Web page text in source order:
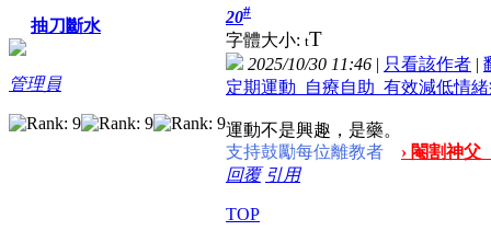
抽刀斷水
管理員
20#
字體大小: tT
2025/10/30 11:46 | 只看該作者 |
定期運動 自療自助 有效減低情
運動不是興趣，是藥。
支持鼓勵每位離教者
› 閹割神
回覆 引用
TOP